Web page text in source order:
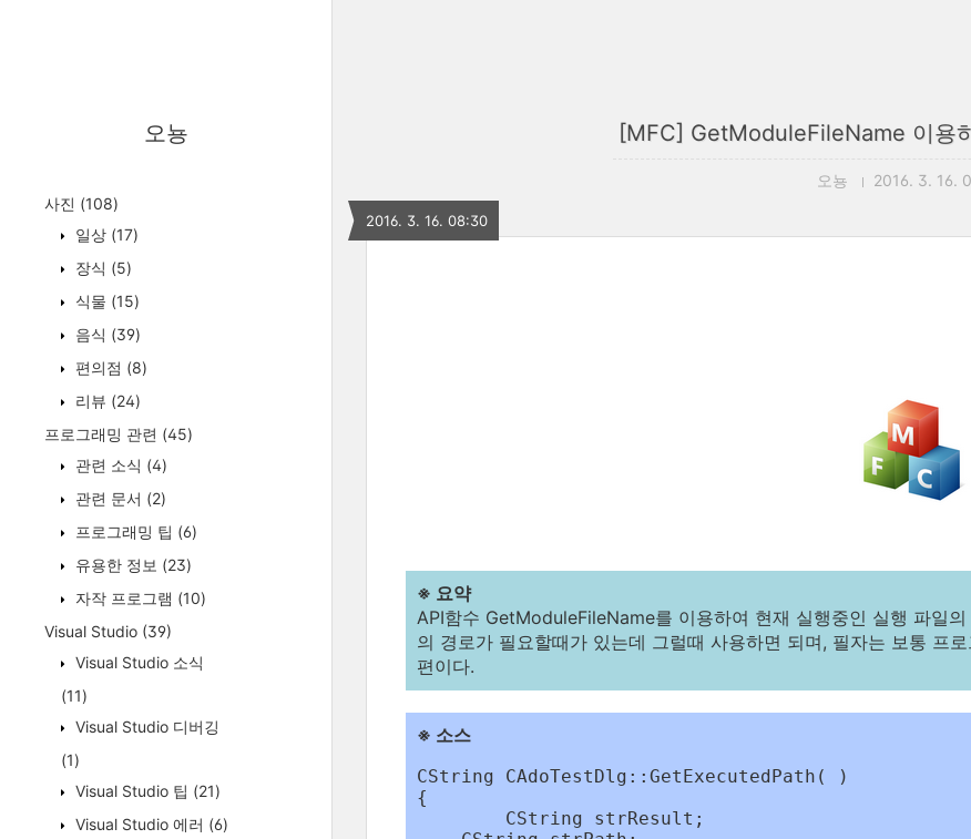
오뇽
사진 (108)
일상 (17)
장식 (5)
식물 (15)
음식 (39)
편의점 (8)
리뷰 (24)
프로그래밍 관련 (45)
관련 소식 (4)
관련 문서 (2)
프로그래밍 팁 (6)
유용한 정보 (23)
자작 프로그램 (10)
Visual Studio (39)
Visual Studio 소식
(11)
Visual Studio 디버깅
(1)
Visual Studio 팁 (21)
Visual Studio 에러 (6)
[MFC] GetModuleFileName 이용
오뇽 2016. 3. 16.
2016. 3. 16. 08:30
※ 요약
API함수 GetModuleFileName를 이용하여 현재 실행중인 실행 파일
의 경로가 필요할때가 있는데 그럴때 사용하면 되며, 필자는 보통 프
편이다.
※ 소스
CString CAdoTestDlg::GetExecutedPath( )
{